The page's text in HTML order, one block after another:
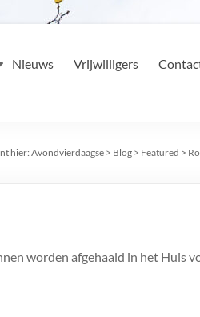
Nieuws Vrijwilligers
hier: Avondvierdaagse > Blog > Featured >
worden afgehaald in het Huis